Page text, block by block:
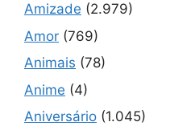
Amizade (2.979)
Amor (769)
Animais (78)
Anime (4)
Aniversário (1.045)